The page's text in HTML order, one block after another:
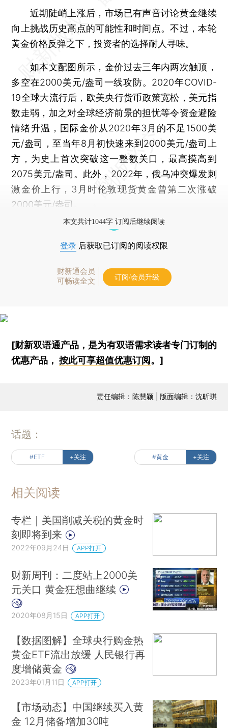
近期陡峭上涨后，市场已有声音讨论黄金继续
向上挑战历史高点的可能性和时间点。不过，本轮
黄金价格反弹之下，投资者的选择耐人寻味。
如本文配图所示，金价过去三年内两次触顶，
多空在2000美元/盎司一线攻防。2020年COVID-
19全球大流行后，欧美央行货币政策宽松，美元指
数走弱，加之对全球经济前景的担忧等令资金避险
情绪升温，国际金价从2020年3月的不足1500美
元/盎司，至当年8月初快速来到2000美元/盎司上
方，为史上首次突破这一整数关口，最高摸高到
2075美元/盎司。此外，2022年，俄乌冲突爆发刺
激金价上行，3月时伦敦现货黄金曾第二次涨破
2000美元/盎司。
本文共计1044字 订阅后继续阅读
登录 后获取已订阅的阅读权限
财新通会员
可畅读全文
订阅/会员升级
[财新双语通产品，是为有双语需求读者专门订制的
优惠产品，按此可享超值优惠订阅。]
责任编辑：陈慧颖 | 版面编辑：沈昕琪
话题：
#ETF +关注 #黄金 +关注
相关阅读
专栏｜美国削减关税的黄金时
刻即将到来
2022年09月24日 APP打开
财新周刊：二度站上2000美
元关口 黄金狂想曲继续
2020年08月15日 APP打开
【数据图解】全球央行购金热
黄金ETF流出放缓 人民银行再
度增储黄金
2023年01月11日 APP打开
【市场动态】中国继续买入黄
金 12月储备增加30吨